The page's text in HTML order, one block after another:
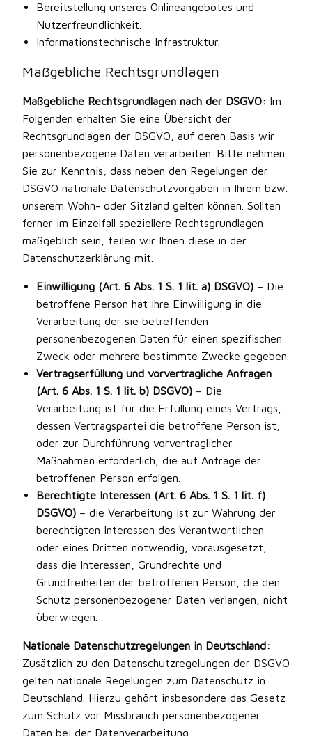
Bereitstellung unseres Onlineangebotes und
Nutzerfreundlichkeit.
Informationstechnische Infrastruktur.
Maßgebliche Rechtsgrundlagen
Maßgebliche Rechtsgrundlagen nach der DSGVO: Im
Folgenden erhalten Sie eine Übersicht der
Rechtsgrundlagen der DSGVO, auf deren Basis wir
personenbezogene Daten verarbeiten. Bitte nehmen
Sie zur Kenntnis, dass neben den Regelungen der
DSGVO nationale Datenschutzvorgaben in Ihrem bzw.
unserem Wohn- oder Sitzland gelten können. Sollten
ferner im Einzelfall speziellere Rechtsgrundlagen
maßgeblich sein, teilen wir Ihnen diese in der
Datenschutzerklärung mit.
Einwilligung (Art. 6 Abs. 1 S. 1 lit. a) DSGVO) – Die
betroffene Person hat ihre Einwilligung in die
Verarbeitung der sie betreffenden
personenbezogenen Daten für einen spezifischen
Zweck oder mehrere bestimmte Zwecke gegeben.
Vertragserfüllung und vorvertragliche Anfragen
(Art. 6 Abs. 1 S. 1 lit. b) DSGVO) – Die
Verarbeitung ist für die Erfüllung eines Vertrags,
dessen Vertragspartei die betroffene Person ist,
oder zur Durchführung vorvertraglicher
Maßnahmen erforderlich, die auf Anfrage der
betroffenen Person erfolgen.
Berechtigte Interessen (Art. 6 Abs. 1 S. 1 lit. f)
DSGVO) – die Verarbeitung ist zur Wahrung der
berechtigten Interessen des Verantwortlichen
oder eines Dritten notwendig, vorausgesetzt,
dass die Interessen, Grundrechte und
Grundfreiheiten der betroffenen Person, die den
Schutz personenbezogener Daten verlangen, nicht
überwiegen.
Nationale Datenschutzregelungen in Deutschland:
Zusätzlich zu den Datenschutzregelungen der DSGVO
gelten nationale Regelungen zum Datenschutz in
Deutschland. Hierzu gehört insbesondere das Gesetz
zum Schutz vor Missbrauch personenbezogener
Daten bei der Datenverarbeitung